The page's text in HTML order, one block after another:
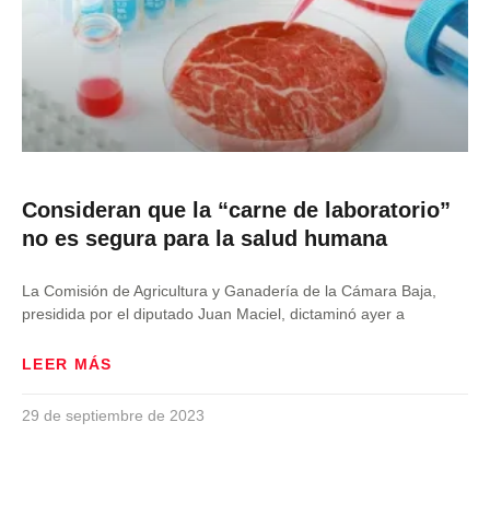
Consideran que la “carne de laboratorio”
no es segura para la salud humana
La Comisión de Agricultura y Ganadería de la Cámara Baja,
presidida por el diputado Juan Maciel, dictaminó ayer a
LEER MÁS
29 de septiembre de 2023